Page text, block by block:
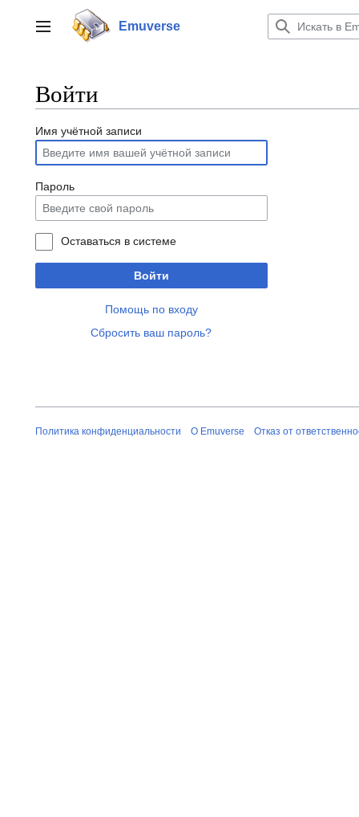
к
содержанию
Переключить боковую панель
Emuverse
Войти
Имя учётной записи
Пароль
Оставаться в системе
Войти
Помощь по входу
Сбросить ваш пароль?
Политика конфиденциальности О Emuverse Отказ от